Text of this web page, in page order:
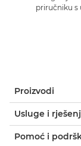
priručniku s
Proizvodi
Usluge i
Pomoć i